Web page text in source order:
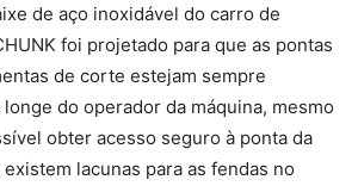
de aço inoxidável do carro de
foi projetado para que as pontas
de corte estejam sempre
do operador da máquina, mesmo
obter acesso seguro à ponta da
lacunas para as fendas no